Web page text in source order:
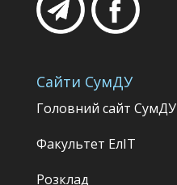
Сайти СумДУ
Головний сайт СумДУ
Факультет ЕлІТ
Розклад